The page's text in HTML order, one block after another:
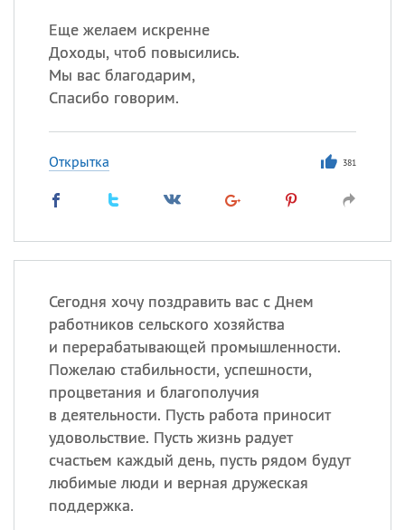
Еще желаем искренне
Доходы, чтоб повысились.
Мы вас благодарим,
Спасибо говорим.
Открытка 381
Сегодня хочу поздравить вас с Днем
работников сельского хозяйства
и перерабатывающей промышленности.
Пожелаю стабильности, успешности,
процветания и благополучия
в деятельности. Пусть работа приносит
удовольствие. Пусть жизнь радует
счастьем каждый день, пусть рядом будут
любимые люди и верная дружеская
поддержка.